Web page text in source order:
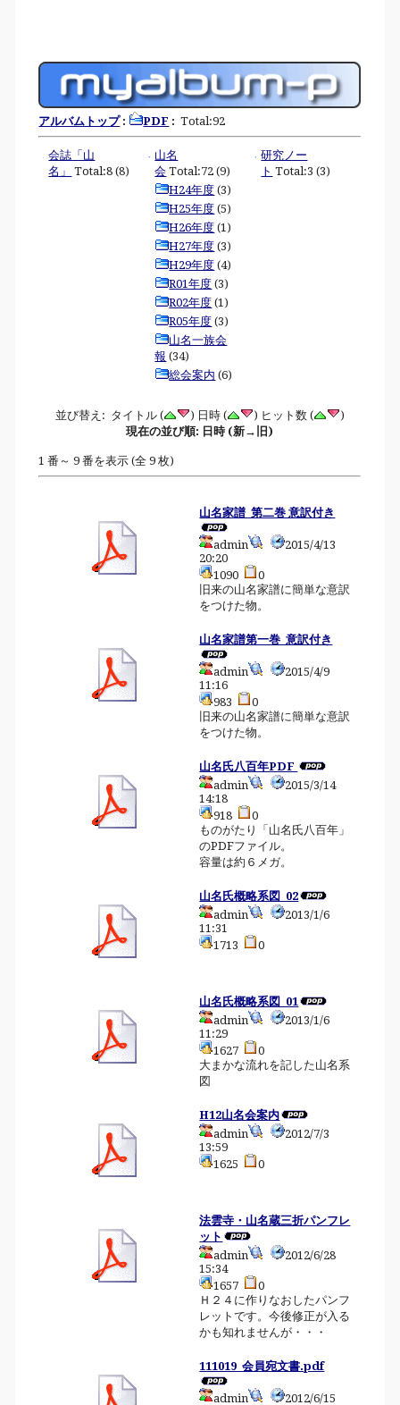
アルバムトップ: PDF : Total:92
会誌「山
名」
Total:8 (8)
山名
会 Total:72 (9)
H24年度 (3)
H25年度 (5)
H26年度 (1)
H27年度 (3)
H29年度 (4)
R01年度 (3)
R02年度 (1)
R05年度 (3)
山名一族会
報 (34)
総会案内 (6)
研究ノー
ト Total:3 (3)
並び替え: タイトル ( ) 日時 ( ) ヒット数 (
)
現在の並び順: 日時 (新→旧)
1 番～ 9 番を表示 (全 9 枚)
山名家譜_第二巻 意訳付き
admin
2015/4/13
20:20
1090
0
旧来の山名家譜に簡単な意訳
をつけた物。
山名家譜第一巻_意訳付き
admin
2015/4/9
11:16
983
0
旧来の山名家譜に簡単な意訳
をつけた物。
山名氏八百年PDF
admin
2015/3/14
14:18
918
0
ものがたり「山名氏八百年」
のPDFファイル。
容量は約６メガ。
山名氏概略系図_02
admin
2013/1/6
11:31
1713
0
山名氏概略系図_01
admin
2013/1/6
11:29
1627
0
大まかな流れを記した山名系
図
H12山名会案内
admin
2012/7/3
13:59
1625
0
法雲寺・山名蔵三折パンフレ
ット
admin
2012/6/28
15:34
1657
0
Ｈ２４に作りなおしたパンフ
レットです。今後修正が入る
かも知れませんが・・・
111019_会員宛文書.pdf
admin 2012/6/15